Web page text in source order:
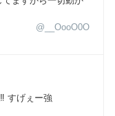
@__OooO0O
すげぇー強